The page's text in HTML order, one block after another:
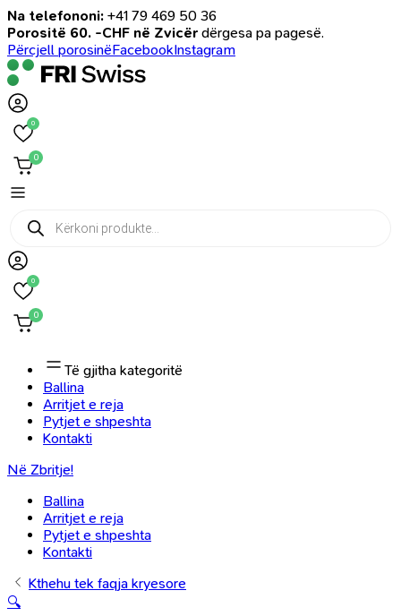
Na telefononi: +41 79 469 50 36
Porositë 60. -CHF në Zvicër dërgesa pa pagesë.
Përcjell porosinëFacebookInstagram
0
0
Products
search
0
0
Të gjitha kategoritë
Ballina
Arritjet e reja
Pytjet e shpeshta
Kontakti
Në Zbritje!
Ballina
Arritjet e reja
Pytjet e shpeshta
Kontakti
Kthehu tek faqja kryesore
🔍